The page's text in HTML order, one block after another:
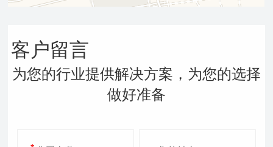
客户留言
为您的行业提供解决方案，为您的选择
做好准备